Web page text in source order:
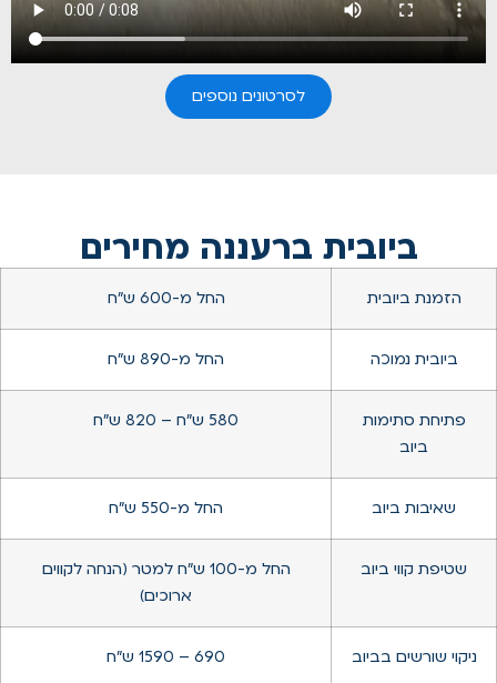
לסרטונים נוספים
ביובית ברעננה מחירים
הזמנת ביובית החל מ-600 ש”ח
ביובית נמוכה החל מ-890 ש״ח
פתיחת סתימות
ביוב
580 ש״ח – 820 ש”ח
שאיבות ביוב החל מ-550 ש”ח
שטיפת קווי ביוב
החל מ-100 ש״ח למטר (הנחה לקווים
ארוכים)
ניקוי שורשים בביוב 690 – 1590 ש”ח